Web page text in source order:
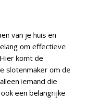
van je huis en
om effectieve
komt de
slotenmaker om de
iemand die
een belangrijke